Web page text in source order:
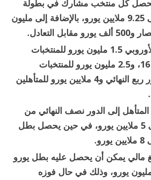
كل منتخب مشارك في بطولة
“يورو 2024” على 9.25 ملايين يورو، بالإضافة إلى مليون
وخصص الاتحاد الأوروبي 1.5 مليون يورو للمنتخبات
المتأهلة للدور الـ 16، و2.5 مليون يورو للمنتخبات
الصاعدة إلي الدور ربع النهائي و4 ملايين يورو للمتأهلين
إلى الدور نصف النهائي من
بطولة اليورو على 5 ملايين يورو، في حين يحصل بطل
مالي يمكن أن يحصل عليه بطل يورو
هو 28.25 مليون يورو، وذلك في حال فوزه